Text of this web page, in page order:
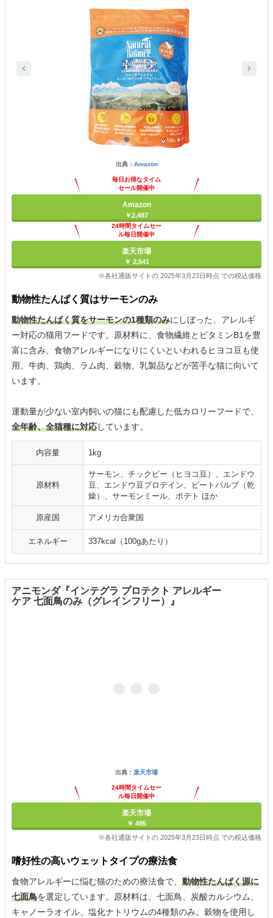
出典： Amazon
毎日お得なタイム
セール開催中
Amazon
￥2,487
24時間タイムセー
ル毎日開催中
楽天市場
￥ 2,541
※各社通販サイトの 2025年3月23日時点 での税込価格
動物性たんぱく質はサーモンのみ
動物性たんぱく質をサーモンの1種類のみにしぼった、アレルギ
ー対応の猫用フードです。原材料に、食物繊維とビタミンB1を豊
富に含み、食物アレルギーになりにくいといわれるヒヨコ豆も使
用。牛肉、鶏肉、ラム肉、穀物、乳製品などが苦手な猫に向いて
います。
運動量が少ない室内飼いの猫にも配慮した低カロリーフードで、
全年齢、全猫種に対応しています。
内容量 1kg
原材料
サーモン、チックピー（ヒヨコ豆）、エンドウ
豆、エンドウ豆プロテイン、ビートパルプ（乾
燥）、サーモンミール、ポテト ほか
原産国 アメリカ合衆国
エネルギー 337kcal（100gあたり）
アニモンダ『インテグラ プロテクト アレルギー
ケア 七面鳥のみ（グレインフリー）』
出典： 楽天市場
24時間タイムセー
ル毎日開催中
楽天市場
￥ 495
※各社通販サイトの 2025年3月23日時点 での税込価格
嗜好性の高いウェットタイプの療法食
食物アレルギーに悩む猫のための療法食で、 動物性たんぱく源に
七面鳥を選定しています。原材料は、七面鳥、炭酸カルシウム、
キャノーラオイル、塩化ナトリウムの4種類のみ。穀物を使用し